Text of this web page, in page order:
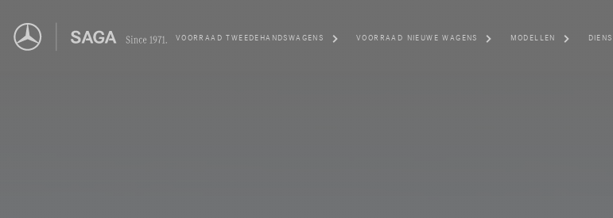
VOORRAAD TWEEDEHANDSWAGENS VOORRAAD NIEUWE WAGENS MODELLEN